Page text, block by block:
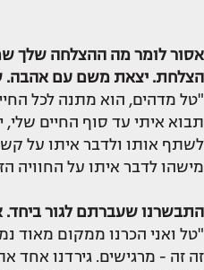
אסור לומר מה ההצלחה שלך
הצלחת. יצאת משם עם אהבה.
"טל מדהים, הוא מתנה לכל
תבוא איתי עד סוף החיים שלי,
לשתף אותו ולדבר איתו על
מישהו לדבר איתו על החוויה
התבשרנו שעברתם לגור ביחד.
"טל ואני הכרנו ממקום מאוד
זה זה - מרגישים. גירדנו